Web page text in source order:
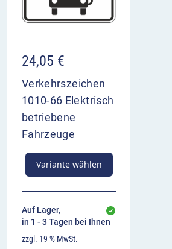
24,05 €
Verkehrszeichen
1010-66 Elektrisch
betriebene
Fahrzeuge
Variante wählen
Auf Lager,
in 1 - 3 Tagen bei Ihnen
zzgl. 19 % MwSt.